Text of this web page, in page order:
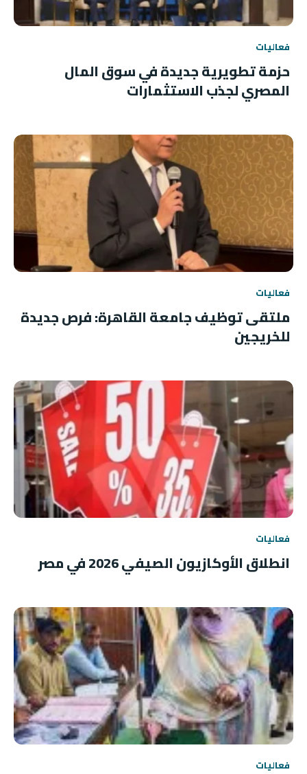
فعاليات
حزمة تطويرية جديدة في سوق المال
المصري لجذب الاستثمارات
فعاليات
ملتقى توظيف جامعة القاهرة: فرص جديدة
للخريجين
فعاليات
انطلاق الأوكازيون الصيفي 2026 في مصر
فعاليات